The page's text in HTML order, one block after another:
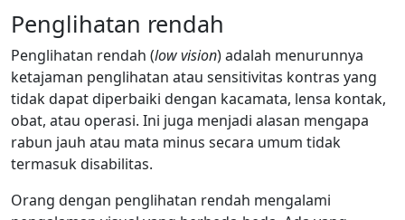
Penglihatan rendah
Penglihatan rendah (low vision) adalah menurunnya
ketajaman penglihatan atau sensitivitas kontras yang
tidak dapat diperbaiki dengan kacamata, lensa kontak,
obat, atau operasi. Ini juga menjadi alasan mengapa
rabun jauh atau mata minus secara umum tidak
termasuk disabilitas.
Orang dengan penglihatan rendah mengalami